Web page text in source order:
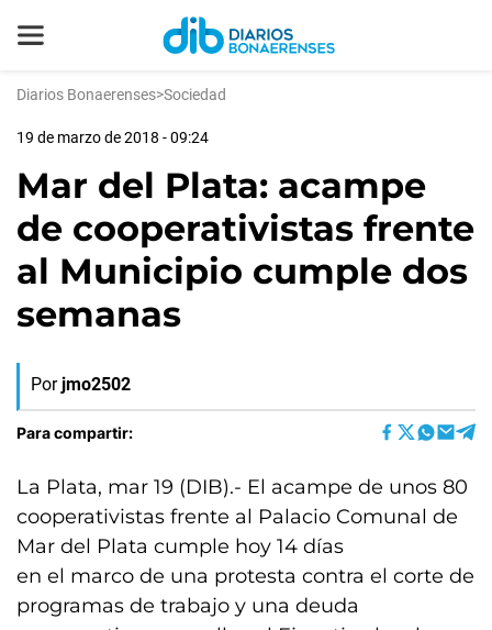
Diarios Bonaerenses>Sociedad
19 de marzo de 2018 - 09:24
Mar del Plata: acampe
de cooperativistas frente
al Municipio cumple dos
semanas
Por jmo2502
Para compartir:
La Plata, mar 19 (DIB).- El acampe de unos 80
cooperativistas frente al Palacio Comunal de
Mar del Plata cumple hoy 14 días
en el marco de una protesta contra el corte de
programas de trabajo y una deuda